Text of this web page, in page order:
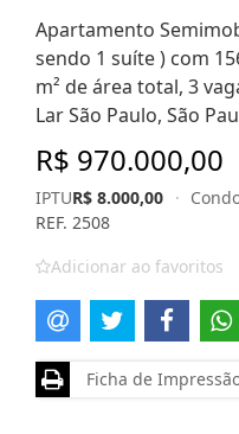
Apartamento
sendo 1 suíte ) com
m² de área total, 3
Lar São Paulo, São
R$ 970.000,00
IPTUR$ 8.000,00 ·
REF. 2508
Adicionar ao favoritos
Ficha de